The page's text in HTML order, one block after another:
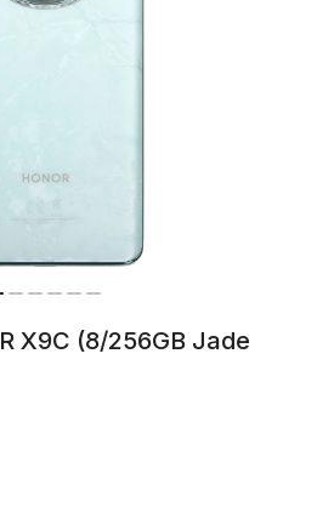
X9C (8/256GB Jade